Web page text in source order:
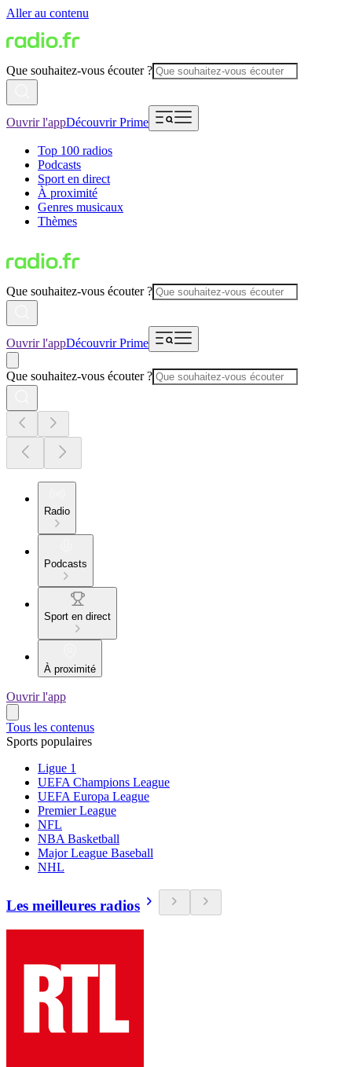
Aller au contenu
Que souhaitez-vous écouter ?
Ouvrir l'appDécouvrir Prime
Top 100 radios
Podcasts
Sport en direct
À proximité
Genres musicaux
Thèmes
Que souhaitez-vous écouter ?
Ouvrir l'appDécouvrir Prime
Que souhaitez-vous écouter ?
Radio
Podcasts
Sport en direct
À proximité
Ouvrir l'app
Tous les contenus
Sports populaires
Ligue 1
UEFA Champions League
UEFA Europa League
Premier League
NFL
NBA Basketball
Major League Baseball
NHL
Les meilleures radios